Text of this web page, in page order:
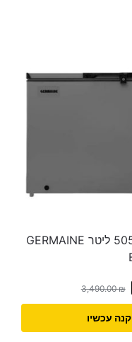
מקפיא שוכב 505 ליטר GERMAINE
3,490.00₪
קנה עכשיו